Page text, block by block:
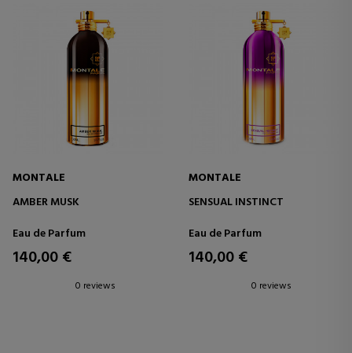
MONTALE
AMBER MUSK
Eau de Parfum
140,00 €
0 reviews
MONTALE
SENSUAL INSTINCT
Eau de Parfum
140,00 €
0 reviews